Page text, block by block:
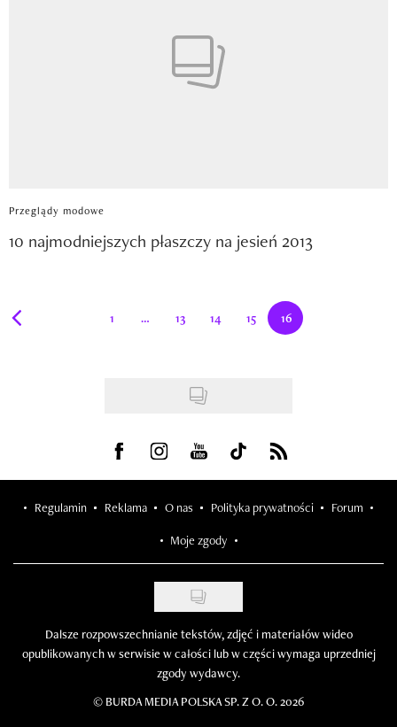
Przeglądy modowe
10 najmodniejszych płaszczy na jesień 2013
Jesteś aktualnie na 16 stronie
Strona
1
Strona
13
Strona
14
Strona
15
Strona
16
Visit us on Facebook
Visit us on Instagram
Visit us on Youtube
Visit us on Tiktok
Visit us on Rss
Regulamin Reklama O nas Polityka prywatności Forum
Moje zgody
Dalsze rozpowszechnianie tekstów, zdjęć i materiałów wideo
opublikowanych w serwisie w całości lub w części wymaga uprzedniej
zgody wydawcy.
© BURDA MEDIA POLSKA SP. Z O. O. 2026